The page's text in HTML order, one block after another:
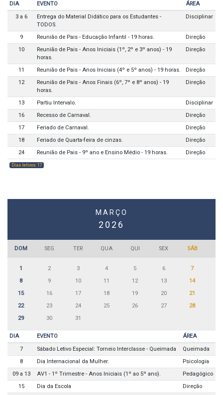
DIA EVENTO
ÁREA
3 a 6
Entrega do Material Didático para os Estudantes -
TODOS.
Disciplinar
9 Reunião de Pais - Educação Infantil - 19 horas.
Direção
10
Reunião de Pais - Anos Iniciais (1º, 2º e 3º anos) - 19
horas.
Direção
11 Reunião de Pais - Anos Iniciais (4º e 5º anos) - 19 horas.
Direção
12
Reunião de Pais - Anos Finais (6º, 7º e 8º anos) - 19
horas.
Direção
13 Partiu Intervalo.
Disciplinar
16
Recesso de Carnaval.
Direção
17
Feriado de Carnaval.
Direção
18
Feriado de Quarta-feira de cinzas.
Direção
24
Reunião de Pais - 9º ano e Ensino Médio - 19 horas. Direção
Dias letivos: 17
MARÇO
2026
DOM SEG TER QUA QUI SEX SÁB
1 2 3 4 5 6
7
8
9 10 11 12 13
14
15
16 17 18 19 20
21
22
23 24 25 26 27
28
29
30 31
DIA EVENTO
ÁREA
7
Sábado Letivo Especial: Torneio Interclasse - Queimada
Queimada
8
Dia Internacional da Mulher.
Psicologia
09 a 13
AV1 - 1º Trimestre - Anos Iniciais (1º ao 5º ano).
Pedagógico
15
Dia da Escola
Direção